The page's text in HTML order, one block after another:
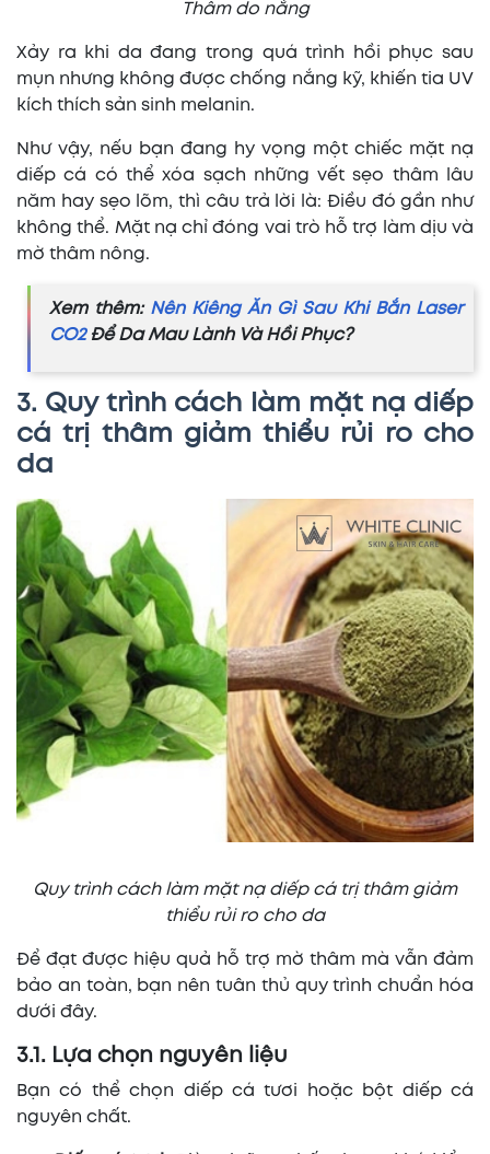
Thâm do nắng
Xảy ra khi da đang trong quá trình hồi phục sau
mụn nhưng không được chống nắng kỹ, khiến tia UV
kích thích sản sinh melanin.
Như vậy, nếu bạn đang hy vọng một chiếc mặt nạ
diếp cá có thể xóa sạch những vết sẹo thâm lâu
năm hay sẹo lõm, thì câu trả lời là: Điều đó gần như
không thể. Mặt nạ chỉ đóng vai trò hỗ trợ làm dịu và
mờ thâm nông.
Xem thêm: Nên Kiêng Ăn Gì Sau Khi Bắn Laser
CO2Để Da Mau Lành Và Hồi Phục?
3. Quy trình cách làm mặt nạ diếp
cá trị thâm giảm thiểu rủi ro cho
da
Quy trình cách làm mặt nạ diếp cá trị thâm giảm
thiểu rủi ro cho da
Để đạt được hiệu quả hỗ trợ mờ thâm mà vẫn đảm
bảo an toàn, bạn nên tuân thủ quy trình chuẩn hóa
dưới đây.
3.1. Lựa chọn nguyên liệu
Bạn có thể chọn diếp cá tươi hoặc bột diếp cá
nguyên chất.